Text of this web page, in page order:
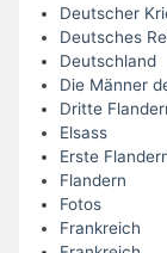
Deutscher
Deutsches
Deutschland
Die Männer
Dritte
Elsass
Erste
Flandern
Fotos
Frankreich